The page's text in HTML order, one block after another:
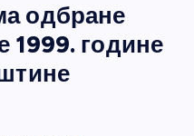
одбране
1999. године